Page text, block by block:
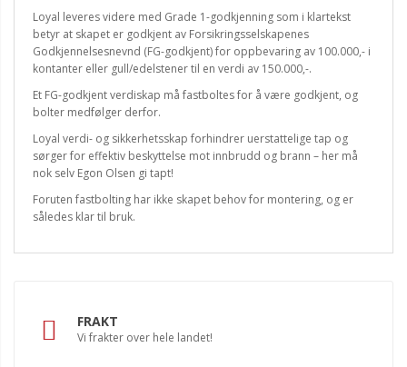
Loyal leveres videre med Grade 1-godkjenning som i klartekst
betyr at skapet er godkjent av Forsikringsselskapenes
Godkjennelsesnevnd (FG-godkjent) for oppbevaring av 100.000,- i
kontanter eller gull/edelstener til en verdi av 150.000,-.
Et FG-godkjent verdiskap må fastboltes for å være godkjent, og
bolter medfølger derfor.
Loyal verdi- og sikkerhetsskap forhindrer uerstattelige tap og
sørger for effektiv beskyttelse mot innbrudd og brann – her må
nok selv Egon Olsen gi tapt!
Foruten fastbolting har ikke skapet behov for montering, og er
således klar til bruk.
FRAKT
Vi frakter over hele landet!